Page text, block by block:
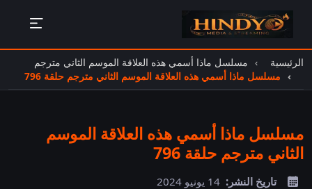
الرئيسية
مسلسل ماذا أسمي هذه العلاقة الموسم الثاني مترجم
مسلسل ماذا أسمي هذه العلاقة الموسم الثاني مترجم حلقة 796
مسلسل ماذا أسمي هذه العلاقة الموسم
الثاني مترجم حلقة 796
تاريخ النشر: 14 يونيو 2024